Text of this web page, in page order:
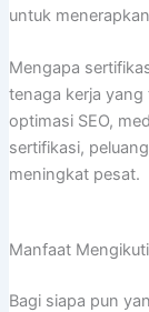
untuk
Mengapa
tenaga kerja
optimasi SEO,
sertifikasi,
meningkat pesat.
Manfaat
Bagi siapa pun